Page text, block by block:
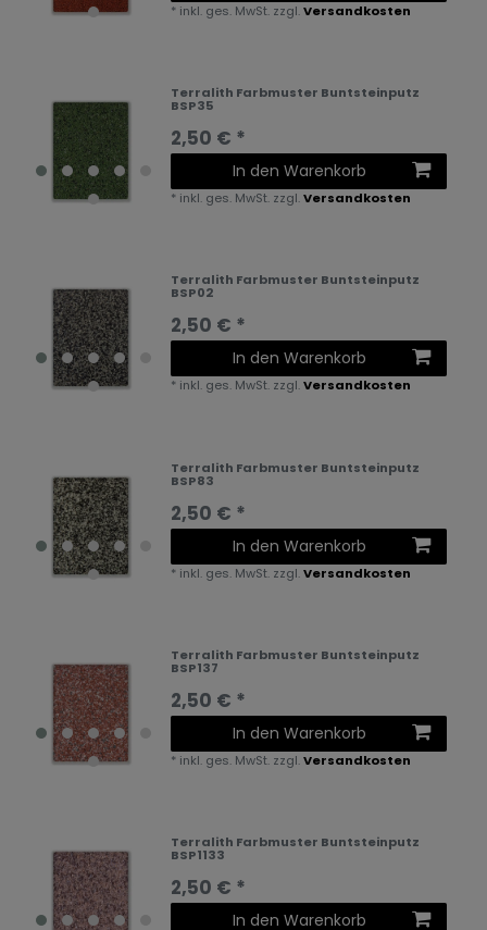
* inkl. ges. MwSt. zzgl.Versandkosten
Terralith Farbmuster Buntsteinputz
BSP35
2,50 € *
In den Warenkorb
* inkl. ges. MwSt. zzgl.Versandkosten
Terralith Farbmuster Buntsteinputz
BSP02
2,50 € *
In den Warenkorb
* inkl. ges. MwSt. zzgl.Versandkosten
Terralith Farbmuster Buntsteinputz
BSP83
2,50 € *
In den Warenkorb
* inkl. ges. MwSt. zzgl.Versandkosten
Terralith Farbmuster Buntsteinputz
BSP137
2,50 € *
In den Warenkorb
* inkl. ges. MwSt. zzgl.Versandkosten
Terralith Farbmuster Buntsteinputz
BSP1133
2,50 € *
In den Warenkorb